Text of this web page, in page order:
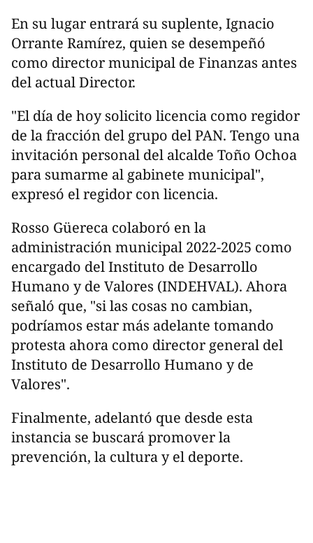
En su lugar entrará su suplente, Ignacio
Orrante Ramírez, quien se desempeñó
como director municipal de Finanzas antes
del actual Director.
"El día de hoy solicito licencia como regidor
de la fracción del grupo del PAN. Tengo una
invitación personal del alcalde Toño Ochoa
para sumarme al gabinete municipal",
expresó el regidor con licencia.
Rosso Güereca colaboró en la
administración municipal 2022-2025 como
encargado del Instituto de Desarrollo
Humano y de Valores (INDEHVAL). Ahora
señaló que, "si las cosas no cambian,
podríamos estar más adelante tomando
protesta ahora como director general del
Instituto de Desarrollo Humano y de
Valores".
Finalmente, adelantó que desde esta
instancia se buscará promover la
prevención, la cultura y el deporte.